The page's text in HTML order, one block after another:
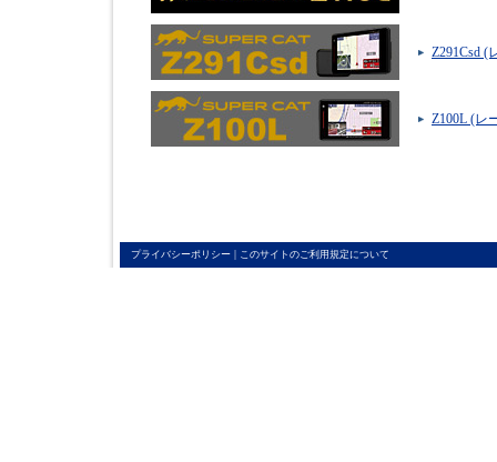
Z291Csd (
Z100L (レ
プライバシーポリシー | このサイトのご利用規定について